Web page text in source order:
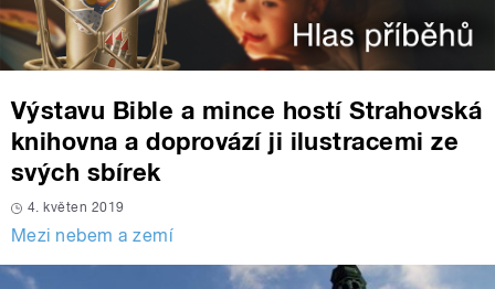
Výstavu Bible a mince hostí Strahovská
knihovna a doprovází ji ilustracemi ze
svých sbírek
4. květen 2019
Mezi nebem a zemí